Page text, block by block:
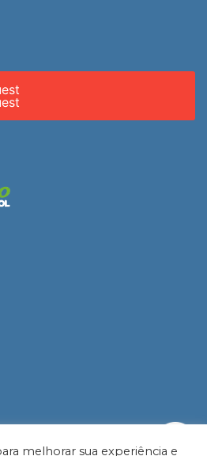
melhorar sua experiência e